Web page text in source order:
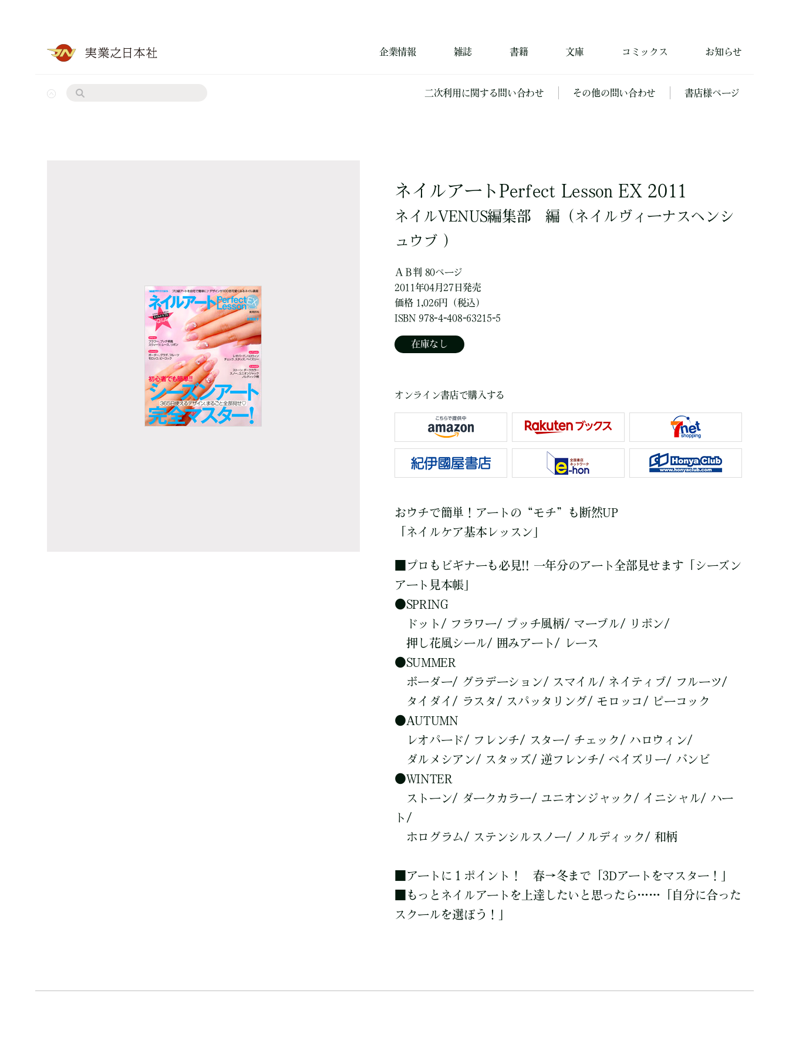
企業情報 雑誌 書籍 文庫 コミックス お知らせ
二次利用に関する問い合わせ その他の問い合わせ 書店様ページ
ネイルアートPerfect Lesson EX 2011
ネイルVENUS編集部 編 （ネイルヴィーナスヘンシ
ュウブ ）
ＡＢ判 80ページ
2011年04月27日発売
価格 1,026円（税込）
ISBN 978-4-408-63215-5
在庫なし
オンライン書店で購入する
おウチで簡単！アートの“モチ”も断然UP
「ネイルケア基本レッスン」
プロもビギナーも必見!! 一年分のアート全部見せます「シーズン
アート見本帳」
●SPRING
ドット/ フラワー/ プッチ風柄/ マーブル/ リボン/
押し花風シール/ 囲みアート/ レース
●SUMMER
ボーダー/ グラデーション/ スマイル/ ネイティブ/ フルーツ/
タイダイ/ ラスタ/ スパッタリング/ モロッコ/ ピーコック
●AUTUMN
レオパード/ フレンチ/ スター/ チェック/ ハロウィン/
ダルメシアン/ スタッズ/ 逆フレンチ/ ペイズリー/ バンビ
●WINTER
ストーン/ ダークカラー/ ユニオンジャック/ イニシャル/ ハー
ト/
ホログラム/ ステンシルスノー/ ノルディック/ 和柄
アートに１ポイント！ 春→冬まで「3Dアートをマスター！」
もっとネイルアートを上達したいと思ったら……「自分に合った
スクールを選ぼう！」